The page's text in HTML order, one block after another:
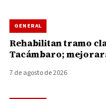
GENERAL
Rehabilitan tramo
Tacámbaro;
7 de agosto de 2026